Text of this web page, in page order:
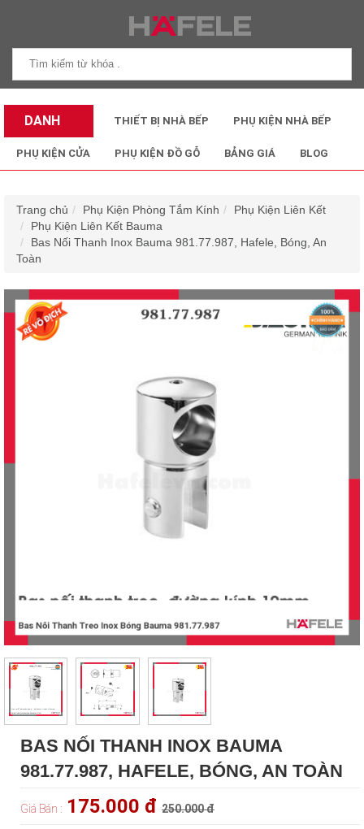
DANH
MỤC SẢN
THIẾT BỊ NHÀ BẾP PHỤ KIỆN NHÀ BẾP
PHỤ KIỆN CỬA PHỤ KIỆN ĐỒ GỖ BẢNG GIÁ BLOG
Trang chủ Phụ Kiện Phòng Tắm Kính
Phụ Kiện Liên Kết
Phụ Kiện Liên Kết Bauma
Bas Nối Thanh Inox Bauma 981.77.987, Hafele, Bóng, An
Toàn
BAS NỐI THANH INOX BAUMA
981.77.987, HAFELE, BÓNG, AN TOÀN
Giá Bán : 175.000 đ 250.000 đ